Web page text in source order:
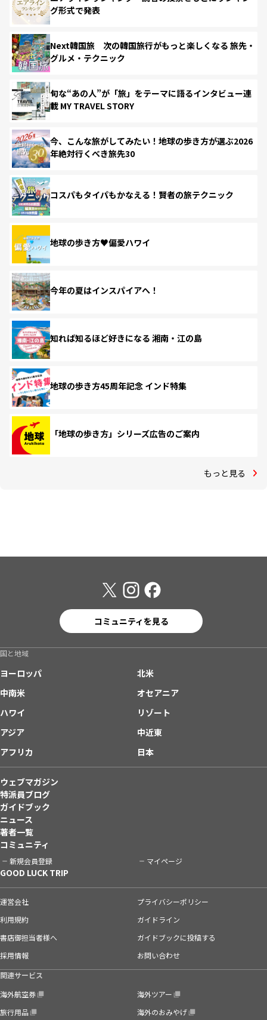
グ形式で発表
Next韓国旅 次の韓国旅行がもっと楽しくなる 旅先・
グルメ・テクニック
旬な“あの人”が「旅」をテーマに語るインタビュー連
載 MY TRAVEL STORY
今、こんな旅がしてみたい！地球の歩き方が選ぶ2026
年絶対行くべき旅先30
コスパもタイパもかなえる！賢者の旅テクニック
地球の歩き方♥偏愛ハワイ
今年の夏はインスパイアへ！
知れば知るほど好きになる 湘南・江の島
地球の歩き方45周年記念 インド特集
「地球の歩き方」シリーズ広告のご案内
もっと見る
コミュニティを見る
国と地域
ヨーロッパ
北米
中南米
オセアニア
ハワイ
リゾート
アジア
中近東
アフリカ
日本
ウェブマガジン
特派員ブログ
ガイドブック
ニュース
著者一覧
コミュニティ
新規会員登録 マイページ
GOOD LUCK TRIP
運営会社
プライバシーポリシー
利用規約
ガイドライン
書店御担当者様へ
ガイドブックに投稿する
採用情報
お問い合わせ
関連サービス
海外航空券
海外ツアー
旅行用品
海外のおみやげ